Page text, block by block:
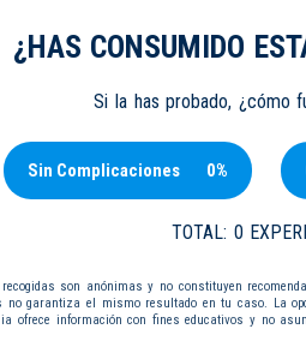
¿HAS CONSUMIDO
Si la has probado, ¿cómo
Sin Complicaciones 0%
TOTAL: 0
son anónimas y no constituyen
no garantiza el mismo resultado en tu caso. La
ofrece información con fines educativos y no